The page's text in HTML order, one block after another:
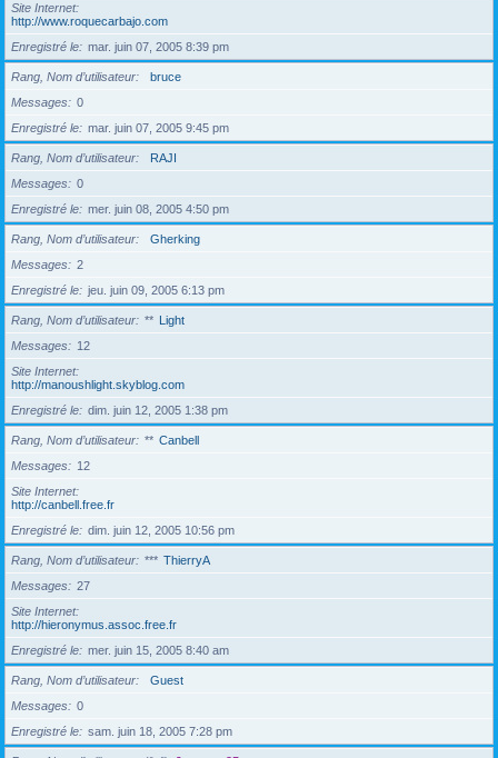
Site Internet
http://www.roquecarbajo.com
Enregistré le
mar. juin 07, 2005 8:39 pm
Rang, Nom d’utilisateur
bruce
Messages
0
Enregistré le
mar. juin 07, 2005 9:45 pm
Rang, Nom d’utilisateur
RAJI
Messages
0
Enregistré le
mer. juin 08, 2005 4:50 pm
Rang, Nom d’utilisateur
Gherking
Messages
2
Enregistré le
jeu. juin 09, 2005 6:13 pm
Rang, Nom d’utilisateur ** Light
Messages
12
Site Internet
http://manoushlight.skyblog.com
Enregistré le
dim. juin 12, 2005 1:38 pm
Rang, Nom d’utilisateur ** Canbell
Messages
12
Site Internet
http://canbell.free.fr
Enregistré le
dim. juin 12, 2005 10:56 pm
Rang, Nom d’utilisateur *** ThierryA
Messages
27
Site Internet
http://hieronymus.assoc.free.fr
Enregistré le
mer. juin 15, 2005 8:40 am
Rang, Nom d’utilisateur
Guest
Messages
0
Enregistré le
sam. juin 18, 2005 7:28 pm